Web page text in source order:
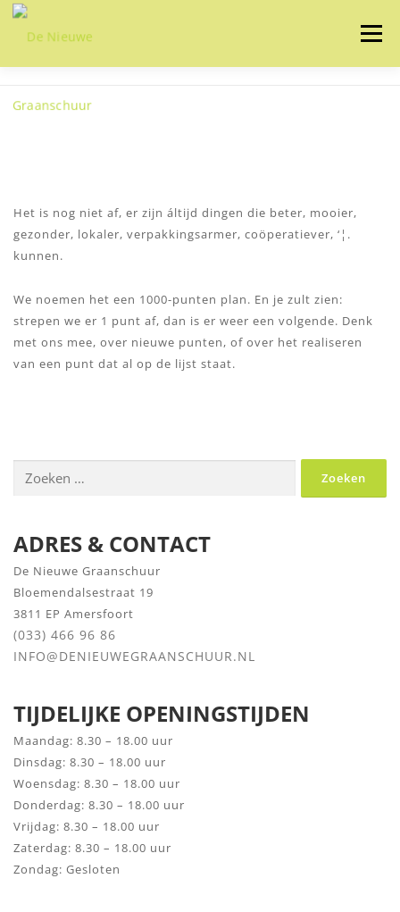
Ga
Menu
HOME OVER ONS
Het is nog niet af, er zijn áltijd dingen die beter, mooier,
gezonder, lokaler, verpakkingsarmer, coöperatiever, ‘¦.
kunnen.
We noemen het een 1000-punten plan. En je zult zien:
strepen we er 1 punt af, dan is er weer een volgende. Denk
met ons mee, over nieuwe punten, of over het realiseren
van een punt dat al op de lijst staat.
Zoeken
ADRES & CONTACT
De Nieuwe Graanschuur
Bloemendalsestraat 19
3811 EP Amersfoort
(033) 466 96 86
INFO@DENIEUWEGRAANSCHUUR.NL
TIJDELIJKE OPENINGSTIJDEN
Maandag: 8.30 – 18.00 uur
Dinsdag: 8.30 – 18.00 uur
Woensdag: 8.30 – 18.00 uur
Donderdag: 8.30 – 18.00 uur
Vrijdag: 8.30 – 18.00 uur
Zaterdag: 8.30 – 18.00 uur
Zondag: Gesloten